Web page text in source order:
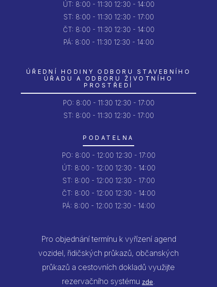
ÚT: 8:00 - 11:30 12:30 - 14:00
ST: 8:00 - 11:30 12:30 - 17:00
ČT: 8:00 - 11:30 12:30 - 14:00
PÁ: 8:00 - 11:30 12:30 - 14:00
ÚŘEDNÍ HODINY ODBORU STAVEBNÍHO
ÚŘADU A ODBORU ŽIVOTNÍHO
PROSTŘEDÍ
PO: 8:00 - 11:30 12:30 - 17:00
ST: 8:00 - 11:30 12:30 - 17:00
PODATELNA
PO: 8:00 - 12:00 12:30 - 17:00
ÚT: 8:00 - 12:00 12:30 - 14:00
ST: 8:00 - 12:00 12:30 - 17:00
ČT: 8:00 - 12:00 12:30 - 14:00
PÁ: 8:00 - 12:00 12:30 - 14:00
Pro objednání termínu k vyřízení agend
vozidel, řidičských průkazů, občanských
průkazů a cestovních dokladů využijte
rezervačního systému zde.